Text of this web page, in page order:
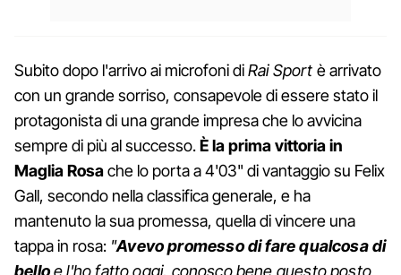
Subito dopo l'arrivo ai microfoni diRai Sport è arrivato
con un grande sorriso, consapevole di essere stato il
protagonista di una grande impresa che lo avvicina
sempre di più al successo.È la prima vittoria in
Maglia Rosache lo porta a 4'03" di vantaggio su Felix
Gall, secondo nella classifica generale, e ha
mantenuto la sua promessa, quella di vincere una
tappa in rosa: "Avevo promesso di fare qualcosa di
belloe l'ho fatto oggi, conosco bene questo posto